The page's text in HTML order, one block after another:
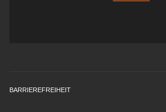
BARRIEREFREIHEIT